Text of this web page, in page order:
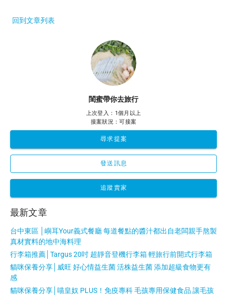
回到文章列表
閨蜜帶你去旅行
上次登入：1個月以上
接案狀況：可接案
尋求提案
發送訊息
追蹤賣家
最新文章
台中東區 │嶼耳Your義式餐廳 每道餐點的醬汁都出自老闆親手熬製
真材實料的地中海料理
行李箱推薦│Targus 20吋 超靜音登機行李箱 輕旅行前開式行李箱
貓咪保養分享│威旺 好心情益生菌 活株益生菌 添加超級食物更有
感
貓咪保養分享│喵皇奴 PLUS！免疫專科 毛孩專用保健食品 讓毛孩